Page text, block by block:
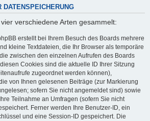
DATENSPEICHERUNG
verschiedene Arten gesammelt:
erstellt bei Ihrem Besuch des Boards mehrere
kleine Textdateien, die Ihr Browser als temporäre
zwischen den einzelnen Aufrufen des Boards
Cookies sind die aktuelle ID Ihrer Sitzung
zugeordnet werden können),
von Ihnen gelesenen Beiträge (zur Markierung
sofern Sie nicht angemeldet sind) sowie
Teilnahme an Umfragen (sofern Sie nicht
Ferner werden Ihre Benutzer-ID, ein
und eine Session-ID gespeichert. Die